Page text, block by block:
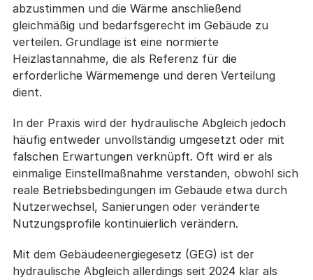
abzustimmen und die Wärme anschließend
gleichmäßig und bedarfsgerecht im Gebäude zu
verteilen. Grundlage ist eine normierte
Heizlastannahme, die als Referenz für die
erforderliche Wärmemenge und deren Verteilung
dient.
In der Praxis wird der hydraulische Abgleich jedoch
häufig entweder unvollständig umgesetzt oder mit
falschen Erwartungen verknüpft. Oft wird er als
einmalige Einstellmaßnahme verstanden, obwohl sich
reale Betriebsbedingungen im Gebäude etwa durch
Nutzerwechsel, Sanierungen oder veränderte
Nutzungsprofile kontinuierlich verändern.
Mit dem Gebäudeenergiegesetz (GEG) ist der
hydraulische Abgleich allerdings seit 2024 klar als